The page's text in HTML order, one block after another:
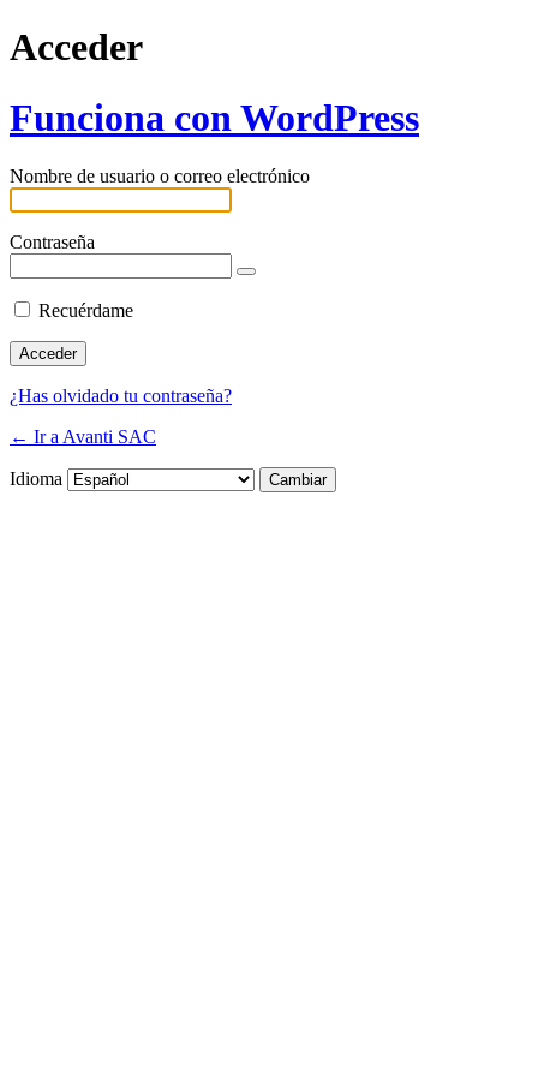
Acceder
Funciona con WordPress
Nombre de usuario o correo electrónico
Contraseña
Recuérdame
¿Has olvidado tu contraseña?
← Ir a Avanti SAC
Idioma